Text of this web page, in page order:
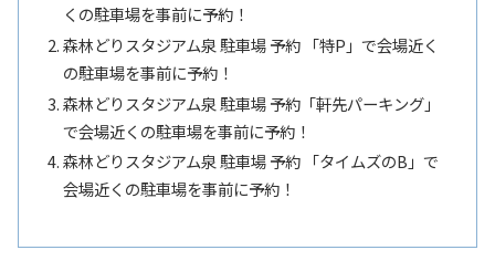
くの駐車場を事前に予約！
森林どりスタジアム泉 駐車場 予約 「特P」で会場近く
の駐車場を事前に予約！
森林どりスタジアム泉 駐車場 予約「軒先パーキング」
で会場近くの駐車場を事前に予約！
森林どりスタジアム泉 駐車場 予約 「タイムズのB」で
会場近くの駐車場を事前に予約！